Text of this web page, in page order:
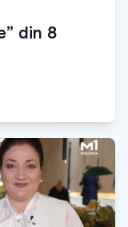
din 8